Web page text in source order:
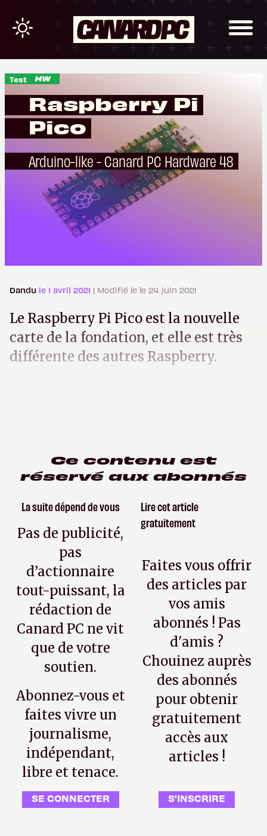
Test
Raspberry Pi
Pico
Arduino-like - Canard PC Hardware 48
Dandu le 1 avril 2021 | Modifié le le 24 juin 2021
Le Raspberry Pi Pico est la nouvelle
carte de la fondation, et elle est très
différente des autres Raspberry.
Ce contenu est
réservé aux abonnés
La suite dépend de vous
Pas de publicité,
pas
d’actionnaire
tout-puissant, la
rédaction de
Canard PC ne vit
que de votre
soutien.
Abonnez-vous et
faites vivre un
journalisme,
indépendant,
libre et tenace.
SE CONNECTER
Lire cet article
gratuitement
Faites vous offrir
des articles par
vos amis
abonnés ! Pas
d'amis ?
Chouinez auprès
des abonnés
pour obtenir
gratuitement
accès aux
articles !
S'INSCRIRE